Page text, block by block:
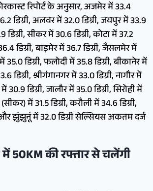
रिपोर्ट के अनुसार, अजमेर में 33.4
डिग्री, अलवर में 32.0 डिग्री, जयपुर में 33.9
डिग्री, सीकर में 30.6 डिग्री, कोटा में 37.2
डिग्री, बाड़मेर में 36.7 डिग्री, जैसलमेर में
35.0 डिग्री, फलोदी में 35.8 डिग्री, बीकानेर में
डिग्री, श्रीगंगानगर में 33.0 डिग्री, नागौर में
30.9 डिग्री, जालौर में 35.0 डिग्री, सिरोही में
में 31.5 डिग्री, करौली में 34.6 डिग्री,
और झुंझुनूं में 32.0 डिग्री सेल्सियस अकतम दर्ज
50KM की रफ्तार से चलेंगी